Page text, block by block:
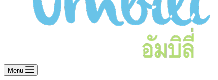
Menu